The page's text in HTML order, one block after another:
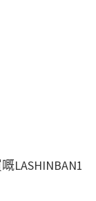
LASHINBAN1